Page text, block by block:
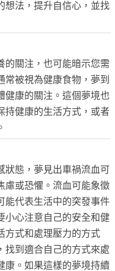
想法，提升自信心，並找
的關注，也可能暗示您需
被視為健康食物，夢到
健康的關注。這個夢境也
持健康的生活方式，或者
狀態，夢見出車禍流血可
慮或恐懼。流血可能象徵
能代表生活中的突發事件
小心注意自己的安全和健
方式和處理壓力的方式
找到適合自己的方式來處
康。如果這樣的夢境持續